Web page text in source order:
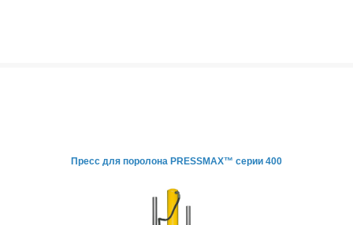
Пресс для поролона PRESSMAX™ серии 400